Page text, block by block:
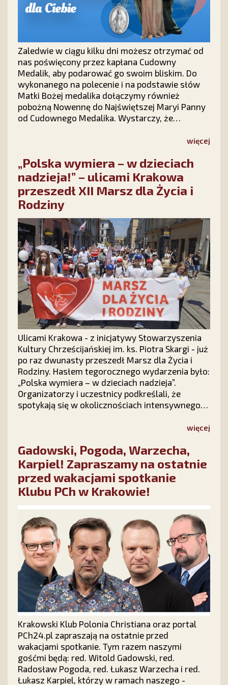
Zaledwie w ciągu kilku dni możesz otrzymać od
nas poświęcony przez kapłana Cudowny
Medalik, aby podarować go swoim bliskim. Do
wykonanego na polecenie i na podstawie słów
Matki Bożej medalika dołączymy również
pobożną Nowennę do Najświętszej Maryi Panny
od Cudownego Medalika. Wystarczy, że
Stowarzyszenia Ks. Piotra Skargi „Dar Maryi”
numer 12 423 44 23, a Medalik i Nowenna będą
Twoje!
więcej
„Polska wymiera – w dzieciach
nadzieja!” – ulicami Krakowa
przeszedł XII Marsz dla Życia i
Rodziny
Ulicami Krakowa - z inicjatywy Stowarzyszenia
Kultury Chrześcijańskiej im. ks. Piotra Skargi - już
po raz dwunasty przeszedł Marsz dla Życia i
Rodziny. Hasłem tegorocznego wydarzenia było:
„Polska wymiera – w dzieciach nadzieja”.
Organizatorzy i uczestnicy podkreślali, że
spotykają się w okolicznościach intensywnego
pokona wszelkie przeciwności.
więcej
Gadowski, Pogoda, Warzecha,
Karpiel! Zapraszamy na ostatnie
przed wakacjami spotkanie
Klubu PCh w Krakowie!
Krakowski Klub Polonia Christiana oraz portal
PCh24.pl zapraszają na ostatnie przed
wakacjami spotkanie. Tym razem naszymi
gośćmi będą: red. Witold Gadowski, red.
Radosław Pogoda, red. Łukasz Warzecha i red.
Łukasz Karpiel, którzy w ramach naszego -